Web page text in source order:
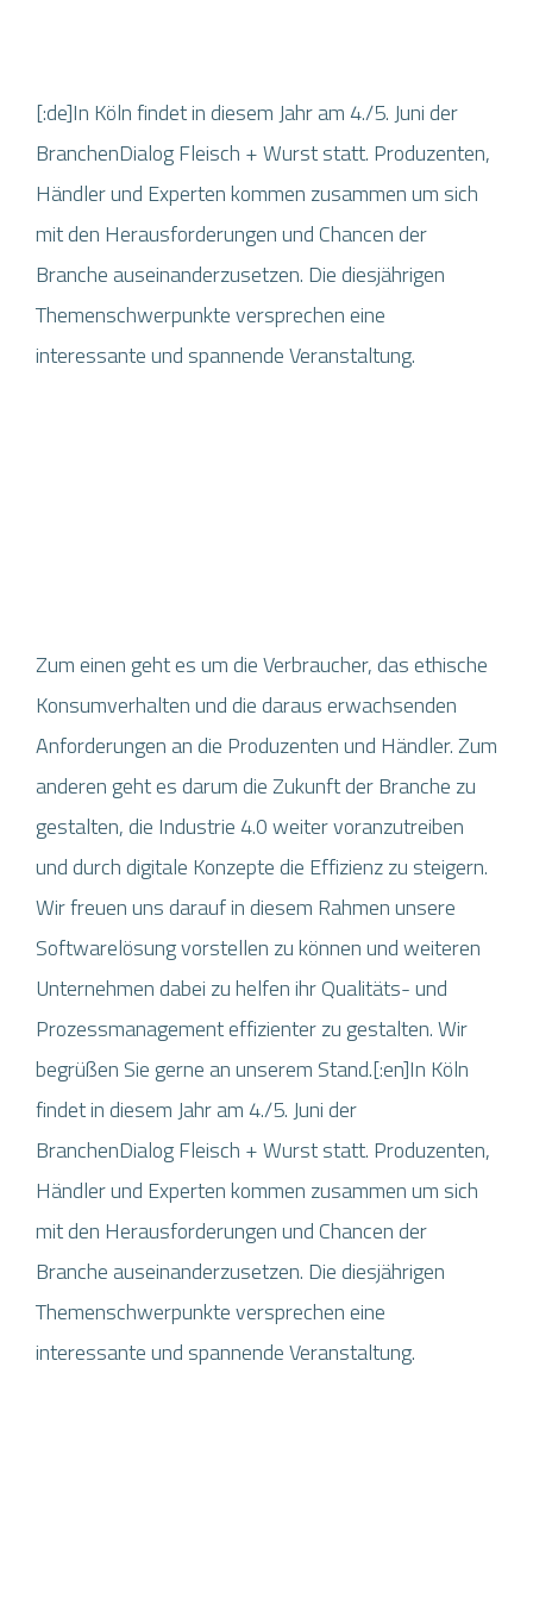
[:de]In Köln findet in diesem Jahr am 4./5. Juni der
BranchenDialog Fleisch + Wurst statt. Produzenten,
Händler und Experten kommen zusammen um sich
mit den Herausforderungen und Chancen der
Branche auseinanderzusetzen. Die diesjährigen
Themenschwerpunkte versprechen eine
interessante und spannende Veranstaltung.
Zum einen geht es um die Verbraucher, das ethische
Konsumverhalten und die daraus erwachsenden
Anforderungen an die Produzenten und Händler. Zum
anderen geht es darum die Zukunft der Branche zu
gestalten, die Industrie 4.0 weiter voranzutreiben
und durch digitale Konzepte die Effizienz zu steigern.
Wir freuen uns darauf in diesem Rahmen unsere
Softwarelösung vorstellen zu können und weiteren
Unternehmen dabei zu helfen ihr Qualitäts- und
Prozessmanagement effizienter zu gestalten. Wir
begrüßen Sie gerne an unserem Stand.[:en]In Köln
findet in diesem Jahr am 4./5. Juni der
BranchenDialog Fleisch + Wurst statt. Produzenten,
Händler und Experten kommen zusammen um sich
mit den Herausforderungen und Chancen der
Branche auseinanderzusetzen. Die diesjährigen
Themenschwerpunkte versprechen eine
interessante und spannende Veranstaltung.